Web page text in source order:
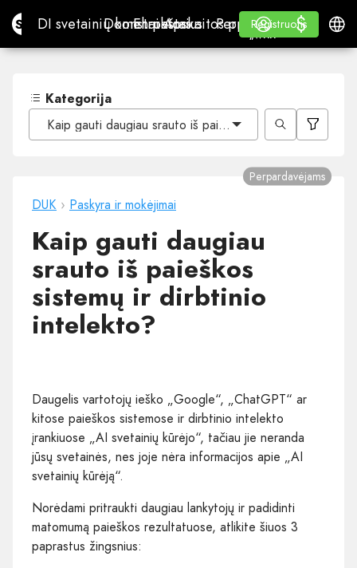
Site.proDI svetainių konstruktorius
DI svetainių konstruktorius
Domenai
DomenaiEl. paštas
El. paštasApskaitos programa
Apskaitos programa
Perpardavėjams
„WHITE LABEL“
Mokymasis
Mokymasis
Registruotis
Registruotis
Prisijungti
$
$
Kategorija
Kaip gauti daugiau srauto iš paieškos sistemų ir
DUK › Paskyra ir mokėjimai
Perpardavėjams
Kaip gauti daugiau
srauto iš paieškos
sistemų ir dirbtinio
intelekto?
Daugelis vartotojų ieško „Google“, „ChatGPT“ ar
kitose paieškos sistemose ir dirbtinio intelekto
įrankiuose „AI svetainių kūrėjo“, tačiau jie neranda
jūsų svetainės, nes joje nėra informacijos apie „AI
svetainių kūrėją“.
Norėdami pritraukti daugiau lankytojų ir padidinti
matomumą paieškos rezultatuose, atlikite šiuos 3
paprastus žingsnius: